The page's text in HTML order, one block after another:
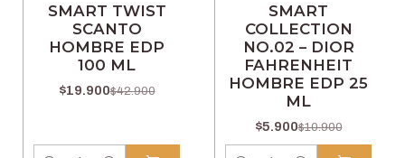
SMART TWIST
SCANTO
HOMBRE EDP
100 ML
$19.900$42.900
SMART
COLLECTION
NO.02 – DIOR
FAHRENHEIT
HOMBRE EDP 25
ML
$5.900$10.900